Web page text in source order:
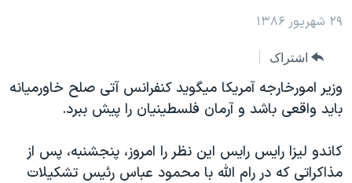
اصلی
اصلی
جهش
به
جستجو
ایران
آمریکا
جهان
ورزشی
ویژه برنامه‌ها
برنامه های تلویزیونی
جدول برنامه ها
صفحه‌های ویژه
جام جهانی ۲۰۲۶
۲۵۰سالگی آمریکا
فرکانس‌های صدای آمریکا
یادگیری زبان انگلیسی
۲۹ شهریور ۱۳۸۶
اشتراک
وزير امورخارجه آمريکا ميگويد کنفرانس آتی صلح خاورميانه
بايد واقعی باشد و آرمان فلسطينيان را پيش ببرد.
کاندو ليزا رايس رايس اين نظر را امروز، پنجشنبه، پس از
مذاکراتی که در رام الله با محمود عباس رئيس تشکیلات